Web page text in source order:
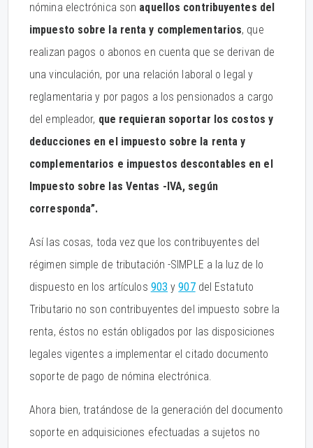
nómina electrónica son aquellos contribuyentes del
impuesto sobre la renta y complementarios, que
realizan pagos o abonos en cuenta que se derivan de
una vinculación, por una relación laboral o legal y
reglamentaria y por pagos a los pensionados a cargo
del empleador, que requieran soportar los costos y
deducciones en el impuesto sobre la renta y
complementarios e impuestos descontables en el
Impuesto sobre las Ventas -IVA, según
corresponda”.
Así las cosas, toda vez que los contribuyentes del
régimen simple de tributación -SIMPLE a la luz de lo
dispuesto en los artículos 903 y907del Estatuto
Tributario no son contribuyentes del impuesto sobre la
renta, éstos no están obligados por las disposiciones
legales vigentes a implementar el citado documento
soporte de pago de nómina electrónica.
Ahora bien, tratándose de la generación del documento
soporte en adquisiciones efectuadas a sujetos no